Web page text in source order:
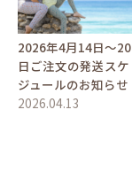
2026年4月14日〜20
日ご注文の発送スケ
ジュールのお知らせ
2026.04.13